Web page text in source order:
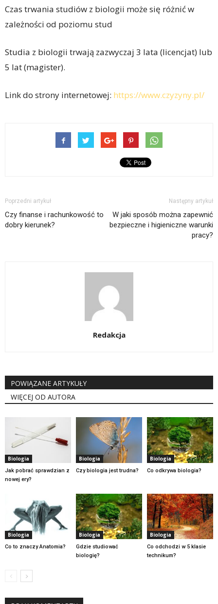
Czas trwania studiów z biologii może się różnić w
zależności od poziomu stud
Studia z biologii trwają zazwyczaj 3 lata (licencjat) lub
5 lat (magister).
Link do strony internetowej: https://www.czyzyny.pl/
Poprzedni artykuł
Czy finanse i rachunkowość to
dobry kierunek?
Następny artykuł
W jaki sposób można zapewnić
bezpieczne i higieniczne warunki
pracy?
Redakcja
POWIĄZANE ARTYKUŁY
WIĘCEJ OD AUTORA
Biologia
Jak pobrać sprawdzian z
nowej ery?
Biologia
Czy biologia jest trudna?
Biologia
Co odkrywa biologia?
Biologia
Co to znaczy Anatomia?
Biologia
Gdzie studiować
biologię?
Biologia
Co odchodzi w 5 klasie
technikum?